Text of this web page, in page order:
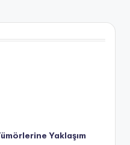
Yaklaşım